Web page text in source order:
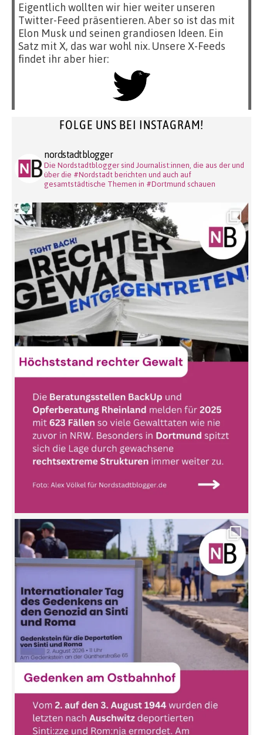
Eigentlich wollten wir hier weiter unseren
Twitter-Feed präsentieren. Aber so ist das mit
Elon Musk und seinen grandiosen Ideen. Ein
Satz mit X, das war wohl nix. Unsere X-Feeds
findet ihr aber hier:
FOLGE UNS BEI INSTAGRAM!
nordstadtblogger
Die Nordstadtblogger sind Journalist:innen, die aus der und
über die #Nordstadt berichten und auch auf
gesamtstädtische Themen in #Dortmund schauen